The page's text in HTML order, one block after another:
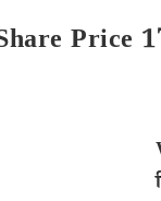
Price